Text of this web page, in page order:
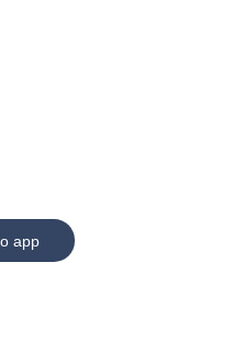
app